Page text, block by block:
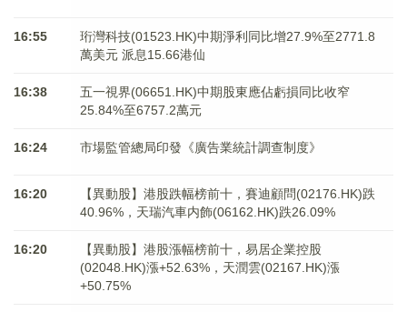
16:55
珩灣科技(01523.HK)中期淨利同比增27.9%至2771.8
萬美元 派息15.66港仙
16:38
五一視界(06651.HK)中期股東應佔虧損同比收窄
25.84%至6757.2萬元
16:24 市場監管總局印發《廣告業統計調查制度》
16:20
【異動股】港股跌幅榜前十，賽迪顧問(02176.HK)跌
40.96%，天瑞汽車内飾(06162.HK)跌26.09%
16:20
【異動股】港股漲幅榜前十，易居企業控股
(02048.HK)漲+52.63%，天潤雲(02167.HK)漲
+50.75%